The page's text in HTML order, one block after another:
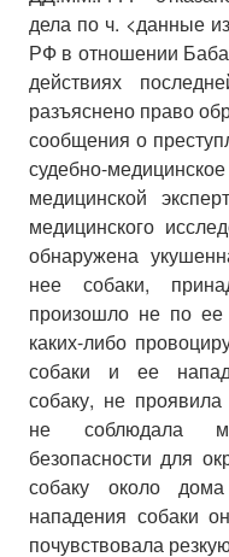
дела по ч. <данные
РФ в отношении
действиях
разъяснено право
сообщения о
судебно-
медицинской
медицинского
обнаружена
нее собаки,
произошло не по
каких-либо
собаки и ее
собаку, не проявила
не соблюдала
безопасности для
собаку около
нападения собаки
почувствовала